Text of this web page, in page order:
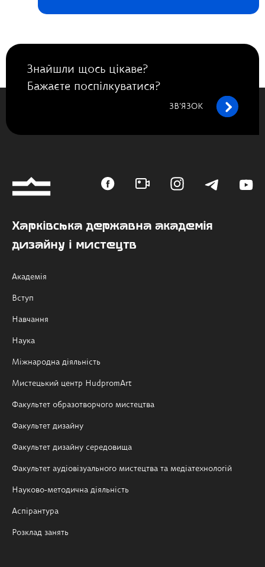
Знайшли щось цікаве?
Бажаєте поспілкуватися?
ЗВ’ЯЗОК
Харківська державна академія
дизайну і мистецтв
Академія
Вступ
Навчання
Наука
Міжнародна діяльність
Мистецький центр HudpromArt
Факультет образотворчого мистецтва
Факультет дизайну
Факультет дизайну середовища
Факультет аудіовізуального мистецтва та медіатехнологій
Науково-методична діяльність
Аспірантура
Розклад занять